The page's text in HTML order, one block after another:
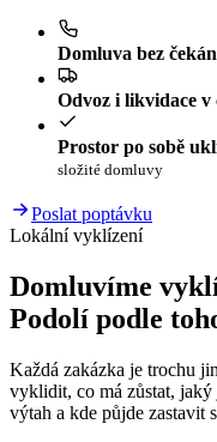
Domluva bez
Odvoz i likvidace v
Prostor po sobě
složité domluvy
Poslat poptávku
Lokální vyklízení
Domluvíme
Podolí podle
Každá zakázka je trochu
vyklidit, co má zůstat,
výtah a kde půjde zastavit